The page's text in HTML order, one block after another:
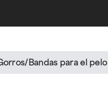
Bandas para el pelo